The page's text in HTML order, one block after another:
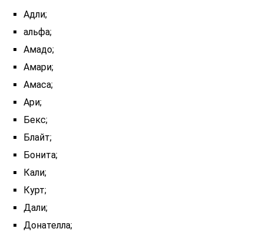
Адли;
альфа;
Амадо;
Амари;
Амаса;
Ари;
Бекс;
Блайт;
Бонита;
Кали;
Курт;
Дали;
Донателла;